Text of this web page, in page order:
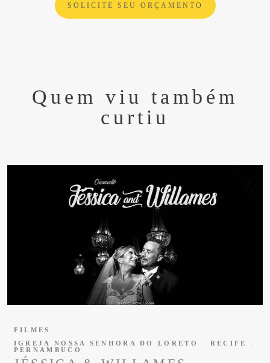
SOLICITE SEU ORÇAMENTO
Quem viu também
curtiu
FILMES
IGREJA NOSSA SENHORA DO LORETO - RECIFE -
PERNAMBUCO